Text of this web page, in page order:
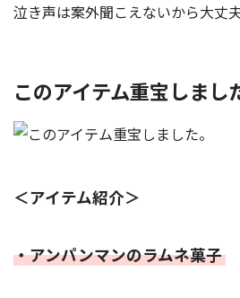
泣き声は案外聞こえないから大丈
このアイテム重宝しまし
＜アイテム紹介＞
・アンパンマンのラムネ菓子